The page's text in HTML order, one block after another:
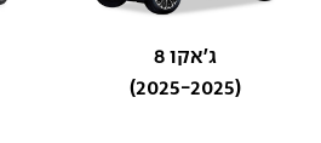
ג'אקו 8
(2025-2025)